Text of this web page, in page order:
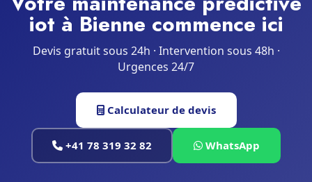
iot à Bienne commence ici
Devis gratuit sous 24h · Intervention sous 48h ·
Urgences 24/7
Calculateur de devis
+41 78 319 32 82 WhatsApp